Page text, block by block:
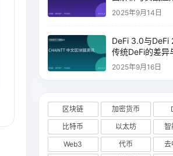
2025年9月14日
DeFi 3.0与DeFi
传统DeFi的差异
析
2025年9月16日
区块链 加密货币
比特币
以太坊
智
Web3
代币
去